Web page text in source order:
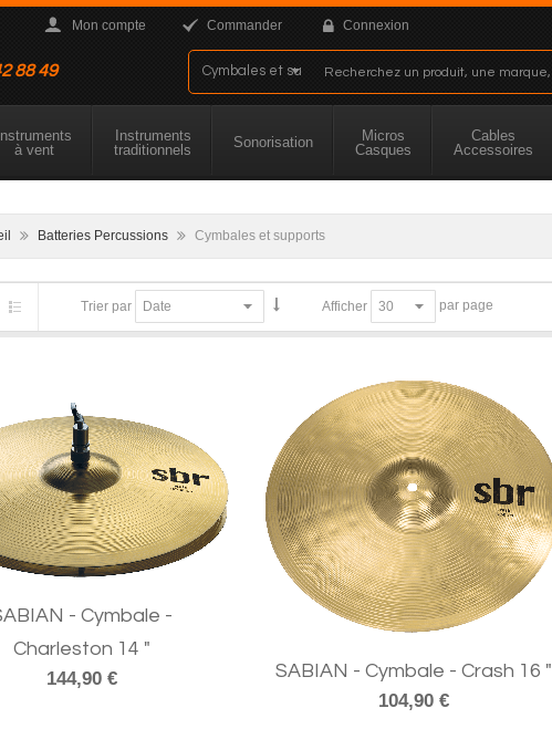
88 49
Mon compte Commander Connexion
à vent
Instruments
traditionnels
Sonorisation
Micros
Casques
Cables
Accessoires
Batteries Percussions Cymbales et supports
Trier par Afficher par page
- Cymbale -
Charleston 14 "
144,90 €
SABIAN - Cymbale - Crash 16 "
104,90 €